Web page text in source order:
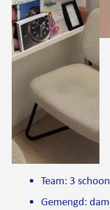
Team: 3
Gemengd: